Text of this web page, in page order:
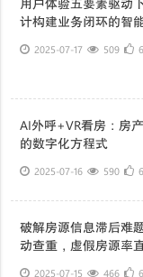
用户体验五要素驱动
计构建业务闭环的智
2025-07-17 509
AI外呼+VR看房：房
的数字化方程式
2025-07-16 590
破解房源信息滞后难
动查重，虚假房源率
2025-07-15 466